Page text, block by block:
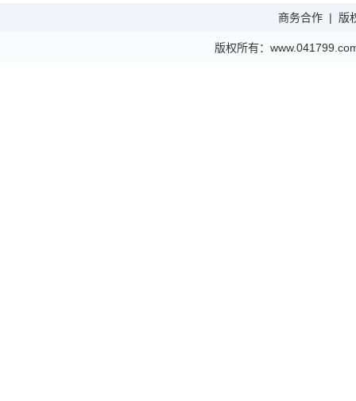
商务合作 | 版
版权所有：